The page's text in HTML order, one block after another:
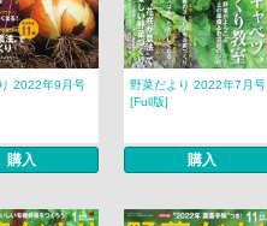
2022年9月号
購入
野菜だより 2022年7月号
[Full版]
購入